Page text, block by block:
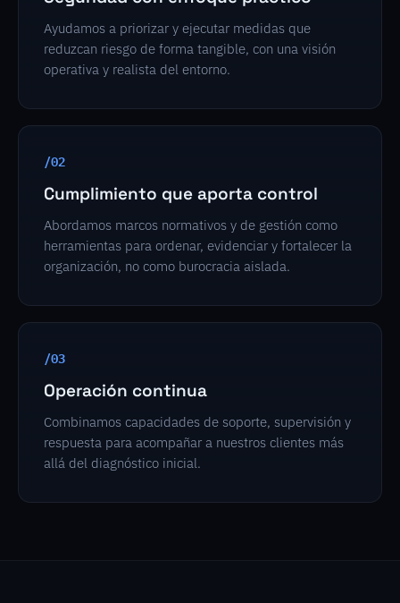
Ayudamos a priorizar y ejecutar medidas que
reduzcan riesgo de forma tangible, con una visión
operativa y realista del entorno.
/02
Cumplimiento que aporta control
Abordamos marcos normativos y de gestión como
herramientas para ordenar, evidenciar y fortalecer la
organización, no como burocracia aislada.
/03
Operación continua
Combinamos capacidades de soporte, supervisión y
respuesta para acompañar a nuestros clientes más
allá del diagnóstico inicial.